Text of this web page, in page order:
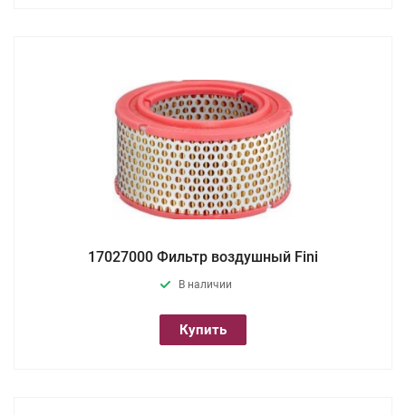
17027000 Фильтр воздушный Fini
В наличии
Купить